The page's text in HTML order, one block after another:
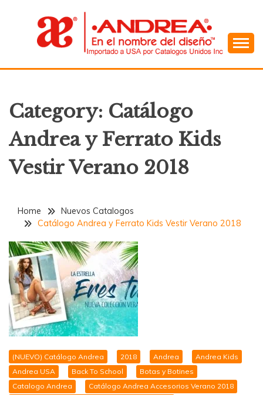
ANDREA
Category: Catálogo
Andrea y Ferrato Kids
Vestir Verano 2018
Home
Nuevos Catalogos
Catálogo Andrea y Ferrato Kids Vestir Verano 2018
(NUEVO) Catálogo Andrea 2018 Andrea
Andrea Kids
Andrea USA
Back To School
Botas y Botines
Catalogo Andrea
Catálogo Andrea Accesorios Verano 2018